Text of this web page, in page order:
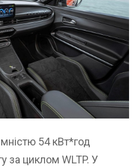
54 кВт*год
за циклом WLTP. У